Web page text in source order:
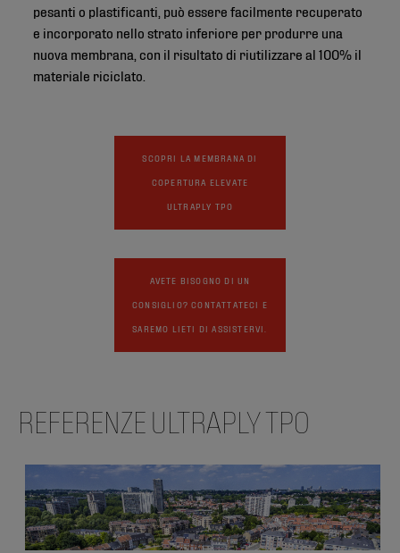
pesanti o plastificanti, può essere facilmente recuperato
e incorporato nello strato inferiore per produrre una
nuova membrana, con il risultato di riutilizzare al 100% il
materiale riciclato.
SCOPRI LA MEMBRANA DI
COPERTURA ELEVATE
ULTRAPLY TPO
AVETE BISOGNO DI UN
CONSIGLIO? CONTATTATECI E
SAREMO LIETI DI ASSISTERVI.
REFERENZE ULTRAPLY TPO